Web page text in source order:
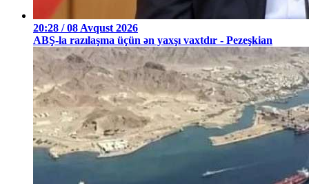
20:28 / 08 Avqust 2026
ABŞ-la razılaşma üçün ən yaxşı vaxtdır - Pezeşkian